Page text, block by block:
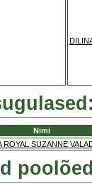
Nimi
ROYAL SUZANNE